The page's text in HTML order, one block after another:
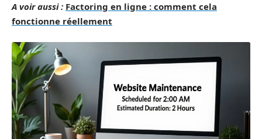
A voir aussi : Factoring en ligne : comment cela
fonctionne réellement